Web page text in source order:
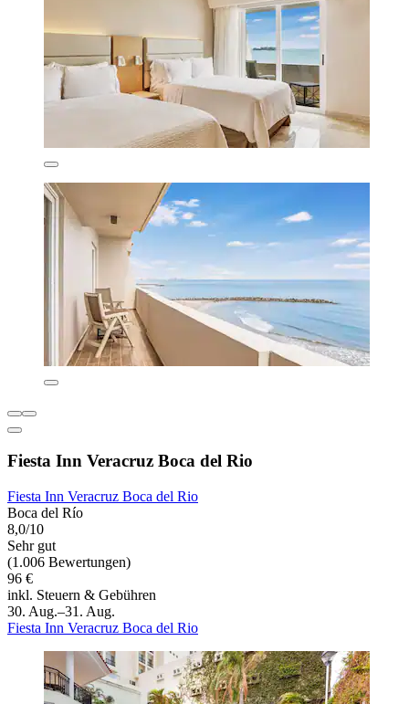
Fiesta Inn Veracruz Boca del Rio
Fiesta Inn Veracruz Boca del Rio
Boca del Río
8,0/10
Sehr gut
(1.006 Bewertungen)
96 €
inkl. Steuern & Gebühren
30. Aug.–31. Aug.
Fiesta Inn Veracruz Boca del Rio